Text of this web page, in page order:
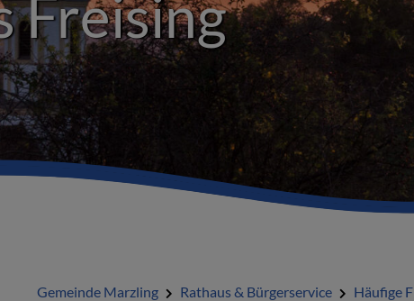
Freising
Gemeinde Marzling Rathaus & Bürgerservice Häufige